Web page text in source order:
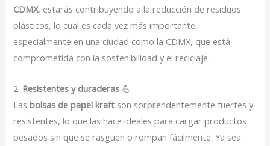
CDMX, estarás contribuyendo a la reducción de residuos
plásticos, lo cual es cada vez más importante,
especialmente en una ciudad como la CDMX, que está
comprometida con la sostenibilidad y el reciclaje.
2. Resistentes y duraderas 💪
Lasbolsas de papel kraft son sorprendentemente fuertes y
resistentes, lo que las hace ideales para cargar productos
pesados sin que se rasguen o rompan fácilmente. Ya sea